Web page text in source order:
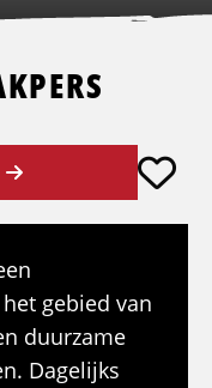
gebied van
duurzame
Dagelijks